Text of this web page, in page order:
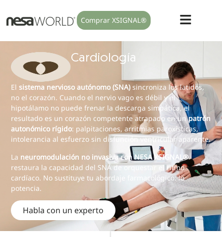
Comprar XSIGNAL®
Cardiología
Elsistema nervioso autónomo (SNA) sincroniza los latidos,
no el corazón. Cuando el nervio vago es débil y el
hipotálamo no puede frenar la descarga simpática, el
resultado es un corazón competente atrapado en unpatrón
autonómico rígido: palpitaciones, arritmias paroxísticas,
intolerancia al esfuerzo sin disfunción ventricular aparente.
La neuromodulación no invasiva con NESA XSIGNAL®
restaura la capacidad del SNA de orquestar el ritmo
cardíaco. No sustituye tu abordaje farmacológico: lo
potencia.
Habla con un experto